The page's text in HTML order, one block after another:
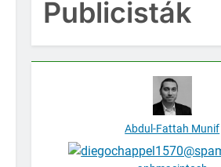
Publicisták
Abdul-Fattah Munif